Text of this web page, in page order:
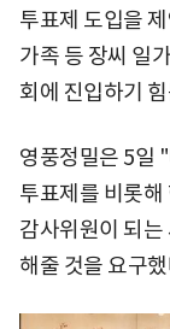
투표제 도입을
가족 등 장씨 일
회에 진입하기
영풍정밀은 5일
투표제를 비롯해
감사위원이 되는
해줄 것을 요구